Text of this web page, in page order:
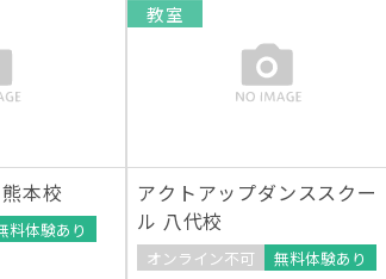
本校
料体験あり
教室
アクトアップダンススクー
ル 八代校
オンライン不可
無料体験あり